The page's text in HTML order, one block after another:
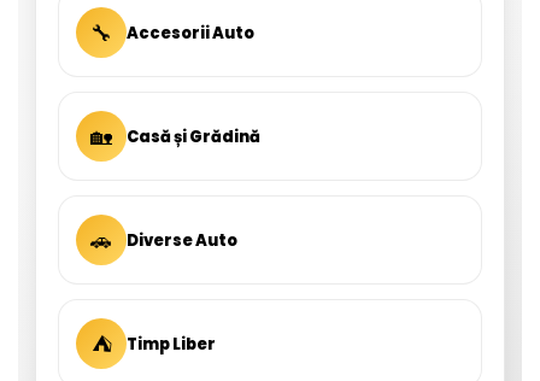
🔧 Accesorii Auto
🏡 Casă și Grădină
🚗 Diverse Auto
⛺ Timp Liber